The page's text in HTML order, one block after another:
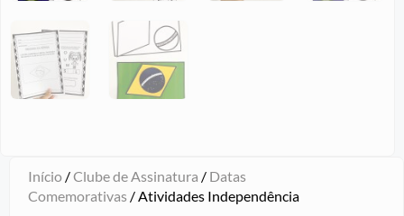
Início /Clube de Assinatura / Datas
Comemorativas / Atividades Independência